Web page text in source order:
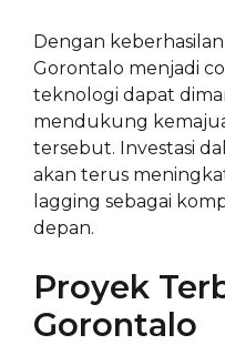
Dengan
Gorontalo menjadi
teknologi dapat
mendukung
tersebut. Investasi
akan terus
lagging sebagai
depan.
Proyek
Gorontalo